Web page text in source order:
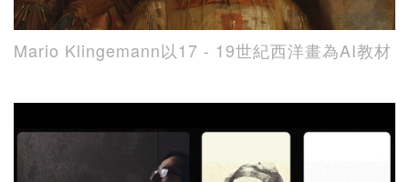
Mario Klingemann以17 - 19世紀西洋畫為AI教材